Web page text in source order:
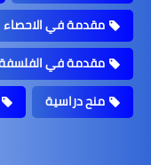
مقدمة في الاحصاء
مقدمة في
منح دراسية